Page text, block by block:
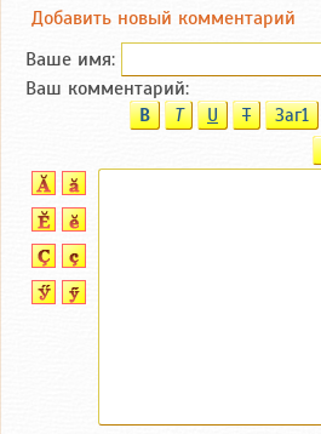
Добавить новый комментарий
Ваше имя:
Ваш комментарий:
B T U T Заг1